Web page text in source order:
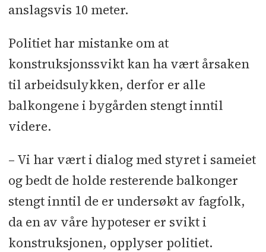
anslagsvis 10 meter.
Politiet har mistanke om at
konstruksjonssvikt kan ha vært årsaken
til arbeidsulykken, derfor er alle
balkongene i bygården stengt inntil
videre.
– Vi har vært i dialog med styret i sameiet
og bedt de holde resterende balkonger
stengt inntil de er undersøkt av fagfolk,
da en av våre hypoteser er svikt i
konstruksjonen, opplyser politiet.